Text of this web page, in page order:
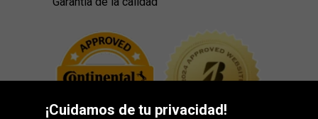
¡Cuidamos de tu privacidad!